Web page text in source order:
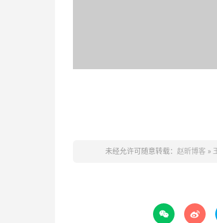
未经允许可随意转载： 赵昕博客 »
 